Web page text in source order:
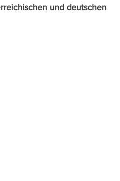
und deutschen